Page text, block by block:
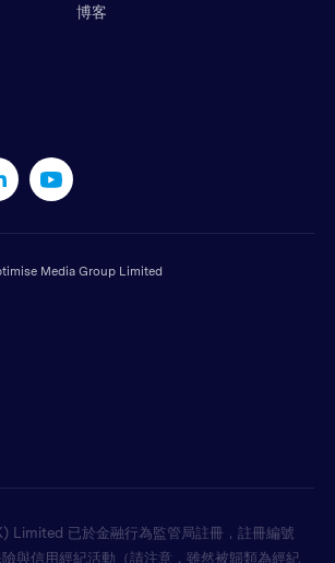
博客
Media Group Limited
Limited 已於金融行為監管局註冊，註冊編號
與信用經紀活動（請注意，雖然被歸類為經紀